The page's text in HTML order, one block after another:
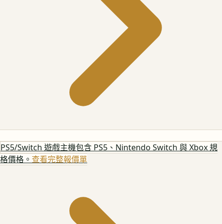
PS5/Switch 遊戲主機包含 PS5、Nintendo Switch 與 Xbox 規
格價格。 查看完整報價單